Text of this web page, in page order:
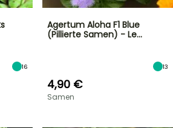
16
Agertum Aloha F1 Blue
(Pillierte Samen) - Le…
13
4,90 €
Samen